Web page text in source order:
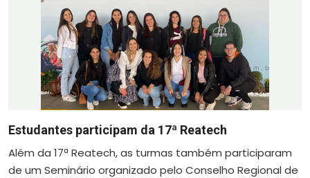
Estudantes participam da 17ª Reatech
Além da 17ª Reatech, as turmas também participaram
de um Seminário organizado pelo Conselho Regional de